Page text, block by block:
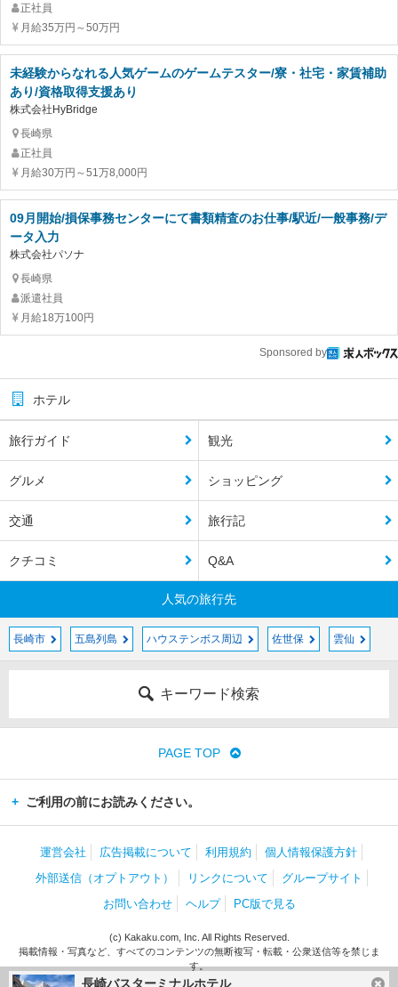
正社員
月給35万円～50万円
未経験からなれる人気ゲームのゲームテスター/寮・社宅・家賃補助
あり/資格取得支援あり
株式会社HyBridge
長崎県
正社員
月給30万円～51万8,000円
09月開始/損保事務センターにて書類精査のお仕事/駅近/一般事務/デ
ータ入力
株式会社パソナ
長崎県
派遣社員
月給18万100円
Sponsored by
長崎バスターミナルホテル
ホテル
旅行ガイド 観光
グルメ ショッピング
交通 旅行記
クチコミ Q&A
人気の旅行先
長崎市 五島列島 ハウステンボス周辺 佐世保 雲仙
キーワード検索
PAGE TOP
ご利用の前にお読みください。
運営会社 広告掲載について 利用規約
個人情報保護方針
外部送信（オプトアウト）
リンクについて
グループサイト
お問い合わせ
ヘルプ PC版で見る
(c) Kakaku.com, Inc. All Rights Reserved.
掲載情報・写真など、すべてのコンテンツの無断複写・転載・公衆送信等を禁じま
す。